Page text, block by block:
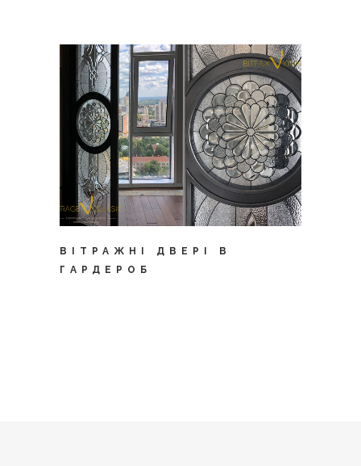
ВІТРАЖНІ ДВЕРІ В
ГАРДЕРОБ